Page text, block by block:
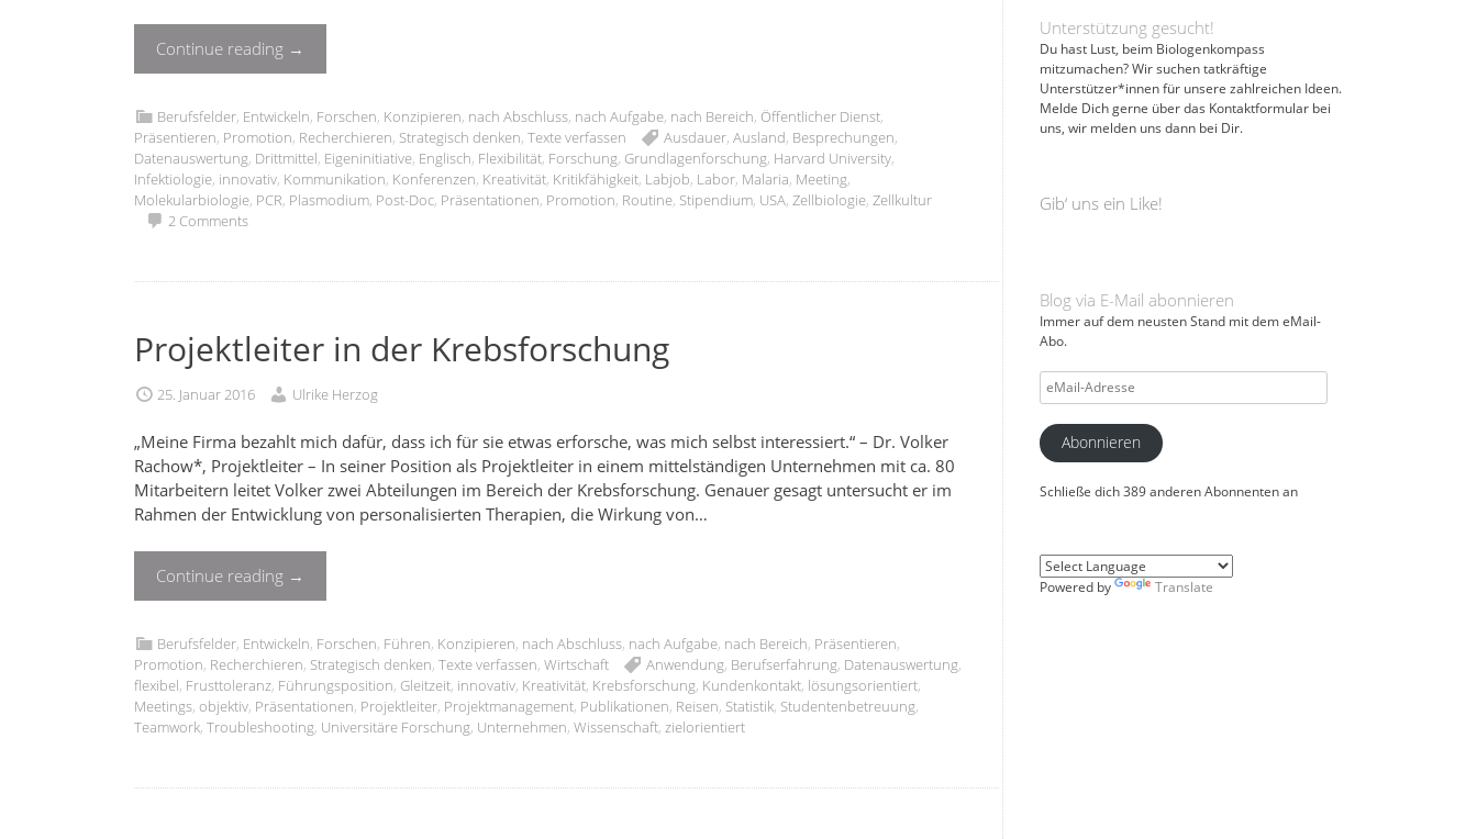
Continue reading →
Berufsfelder, Entwickeln, Forschen, Konzipieren, nach Abschluss, nach Aufgabe, nach Bereich, Öffentlicher Dienst,
Präsentieren, Promotion, Recherchieren, Strategisch denken, Texte verfassen Ausdauer, Ausland, Besprechungen,
Datenauswertung, Drittmittel, Eigeninitiative, Englisch, Flexibilität, Forschung, Grundlagenforschung, Harvard University,
Infektiologie, innovativ, Kommunikation, Konferenzen, Kreativität, Kritikfähigkeit, Labjob, Labor, Malaria, Meeting,
Molekularbiologie, PCR, Plasmodium, Post-Doc, Präsentationen, Promotion, Routine, Stipendium, USA, Zellbiologie, Zellkultur
2 Comments
Projektleiter in der Krebsforschung
25. Januar 2016 Ulrike Herzog
„Meine Firma bezahlt mich dafür, dass ich für sie etwas erforsche, was mich selbst interessiert.“ – Dr. Volker
Rachow*, Projektleiter – In seiner Position als Projektleiter in einem mittelständigen Unternehmen mit ca. 80
Mitarbeitern leitet Volker zwei Abteilungen im Bereich der Krebsforschung. Genauer gesagt untersucht er im
Rahmen der Entwicklung von personalisierten Therapien, die Wirkung von…
Continue reading →
Berufsfelder, Entwickeln, Forschen, Führen, Konzipieren, nach Abschluss, nach Aufgabe, nach Bereich, Präsentieren,
Promotion, Recherchieren, Strategisch denken, Texte verfassen, Wirtschaft Anwendung, Berufserfahrung, Datenauswertung,
flexibel, Frusttoleranz, Führungsposition, Gleitzeit, innovativ, Kreativität, Krebsforschung, Kundenkontakt, lösungsorientiert,
Meetings, objektiv, Präsentationen, Projektleiter, Projektmanagement, Publikationen, Reisen, Statistik, Studentenbetreuung,
Teamwork, Troubleshooting, Universitäre Forschung, Unternehmen, Wissenschaft, zielorientiert
Unterstützung gesucht!
Du hast Lust, beim Biologenkompass
mitzumachen? Wir suchen tatkräftige
Unterstützer*innen für unsere zahlreichen Ideen.
Melde Dich gerne über das Kontaktformular bei
uns, wir melden uns dann bei Dir.
Gib‘ uns ein Like!
Blog via E-Mail abonnieren
Immer auf dem neusten Stand mit dem eMail-
Abo.
eMail-
Adresse
Abonnieren
Schließe dich 389 anderen Abonnenten an
Powered by Translate